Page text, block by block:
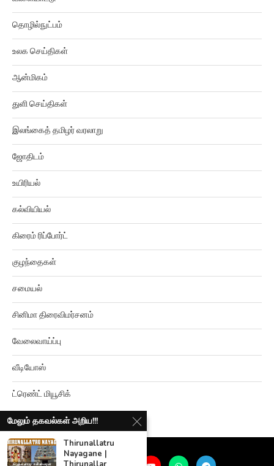
தொழில்நுட்பம்
உலக செய்திகள்
ஆன்மிகம்
துளி செய்திகள்
இலங்கைத் தமிழர் வரலாறு
ஜோதிடம்
உயிரியல்
கல்வியியல்
கிரைம் ரிப்போர்ட்
குழந்தைகள்
சமையல்
சினிமா திரைவிமர்சனம்
வேலைவாய்ப்பு
வீடியோஸ்
ட்ரெண்ட் மியூசிக்
மேலும் தகவல்கள் அறிய!!!
Thirunallatru
Nayagane |